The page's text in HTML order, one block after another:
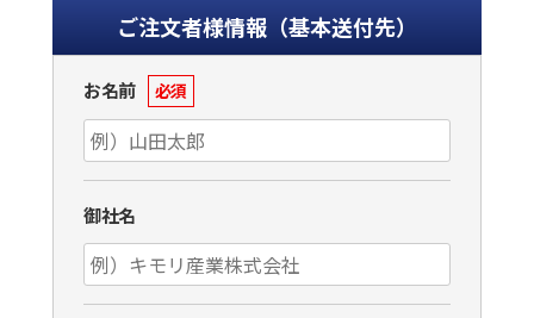
ご注文者様情報（基本送付先）
お名前 必須
御社名